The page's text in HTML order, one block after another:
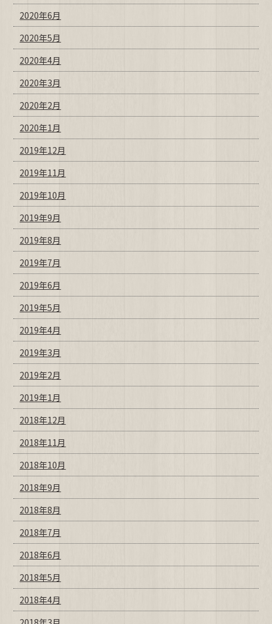
2020年6月
2020年5月
2020年4月
2020年3月
2020年2月
2020年1月
2019年12月
2019年11月
2019年10月
2019年9月
2019年8月
2019年7月
2019年6月
2019年5月
2019年4月
2019年3月
2019年2月
2019年1月
2018年12月
2018年11月
2018年10月
2018年9月
2018年8月
2018年7月
2018年6月
2018年5月
2018年4月